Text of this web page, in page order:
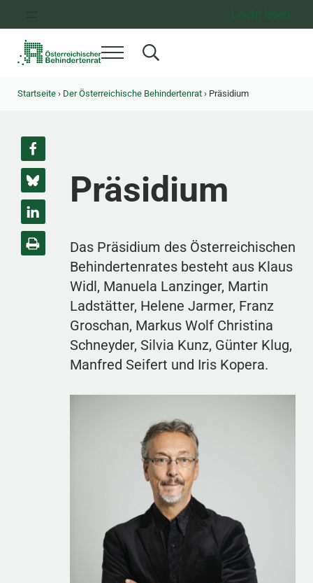
Leicht lesen
Menü Search...
Startseite › Der Österreichische Behindertenrat ›Präsidium
Präsidium
Das Präsidium des Österreichischen
Behindertenrates besteht aus Klaus
Widl, Manuela Lanzinger, Martin
Ladstätter, Helene Jarmer, Franz
Groschan, Markus Wolf Christina
Schneyder, Silvia Kunz, Günter Klug,
Manfred Seifert und Iris Kopera.